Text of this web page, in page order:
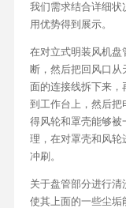
我们需求结合详细状
用优势得到展示。
在对立式明装风机盘
断，然后把回风口
面的连接线拆下来，
到工作台上，然后把
得风轮和罩壳能够被
理，在对罩壳和风轮
冲刷。
关于盘管部分进行清
使其上面的一些尘垢